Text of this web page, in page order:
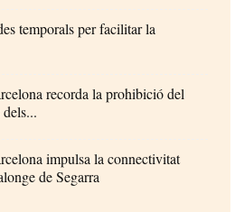
temporals per facilitar la
recorda la prohibició del
impulsa la connectivitat
de Segarra